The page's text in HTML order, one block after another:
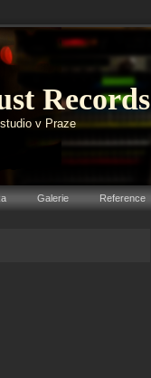
Records
v Praze
Galerie Reference